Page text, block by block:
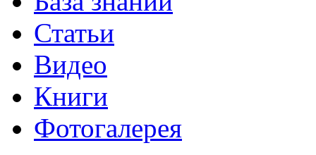
Статьи
Видео
Книги
Фотогалерея